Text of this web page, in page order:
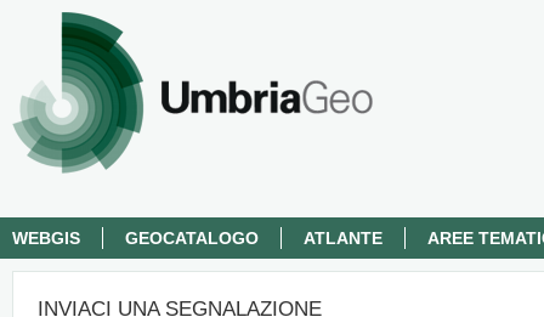
WEBGIS GEOCATALOGO ATLANTE AREE
INVIACI UNA SEGNALAZIONE